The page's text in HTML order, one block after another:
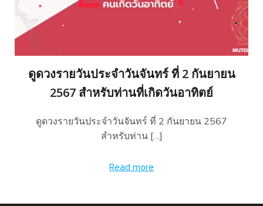
ดูดวงรายวันประจำวันจันทร์ ที่ 2 กันยายน
2567 สำหรับท่านที่เกิดวันอาทิตย์
ดูดวงรายวันประจำวันจันทร์ ที่ 2 กันยายน 2567
สำหรับท่าน […]
Read more